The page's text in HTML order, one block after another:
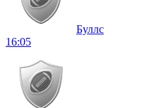
Буллс
16:05